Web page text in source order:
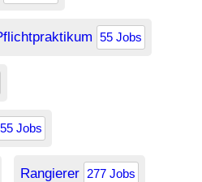
55 Jobs
Jobs
Rangierer 277 Jobs